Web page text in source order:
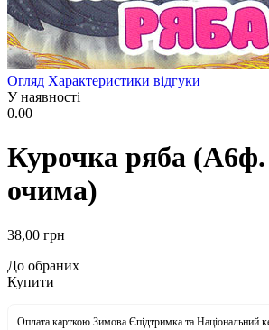
Огляд Характеристики відгуки
У наявності
0.00
Курочка ряба (А6ф.
очима)
38,00 грн
До обраних
Купити
Оплата карткою Зимова Єпідтримка та Національний